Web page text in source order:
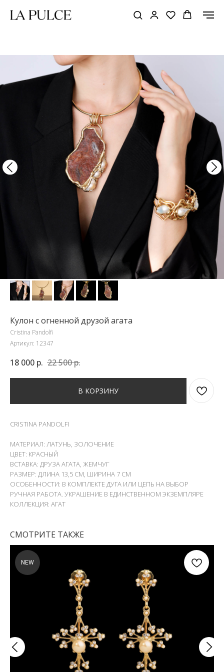
Кулон с огненной друзой агата
Cristina Pandolfi
Артикул: 12347
18 000 р. 22 500р.
В КОРЗИНУ
CRISTINA PANDOLFI
МАТЕРИАЛ: ЛАТУНЬ, ЗОЛОЧЕНИЕ
ЦВЕТ: КРАСНЫЙ
ВСТАВКА: ДРУЗА АГАТА, ЖЕМЧУГ
РАЗМЕР: ДЛИНА 13,5 СМ, ШИРИНА 7 СМ
ОСОБЕННОСТИ: В КОМПЛЕКТЕ ДУГА ИЛИ ЦЕПЬ НА ВЫБОР
РУЧНАЯ РАБОТА. УКРАШЕНИЕ В ЕДИНСТВЕННОМ ЭКЗЕМПЛЯРЕ
КОЛЛЕКЦИЯ: АГАТ
СМОТРИТЕ ТАКЖЕ
NEW